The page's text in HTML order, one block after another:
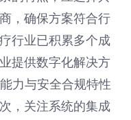
，确保方案符合行
行业已积累多个成
提供数字化解决方
力与安全合规特性
，关注系统的集成